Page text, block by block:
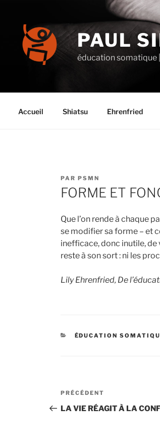
PAUL
éducation somatique
Accueil Shiatsu Ehrenfried
PUBLIÉ
LE
PAR PSMN
FORME ET
Que l’on rende à chaque
se modifier sa forme – et
inefficace, donc inutile, de
reste à son sort : ni les
Lily Ehrenfried, De
CATÉGORIES
ÉDUCATION
Navigation
de
Article
précédent
PRÉCÉDENT
LA VIE RÉAGIT À LA